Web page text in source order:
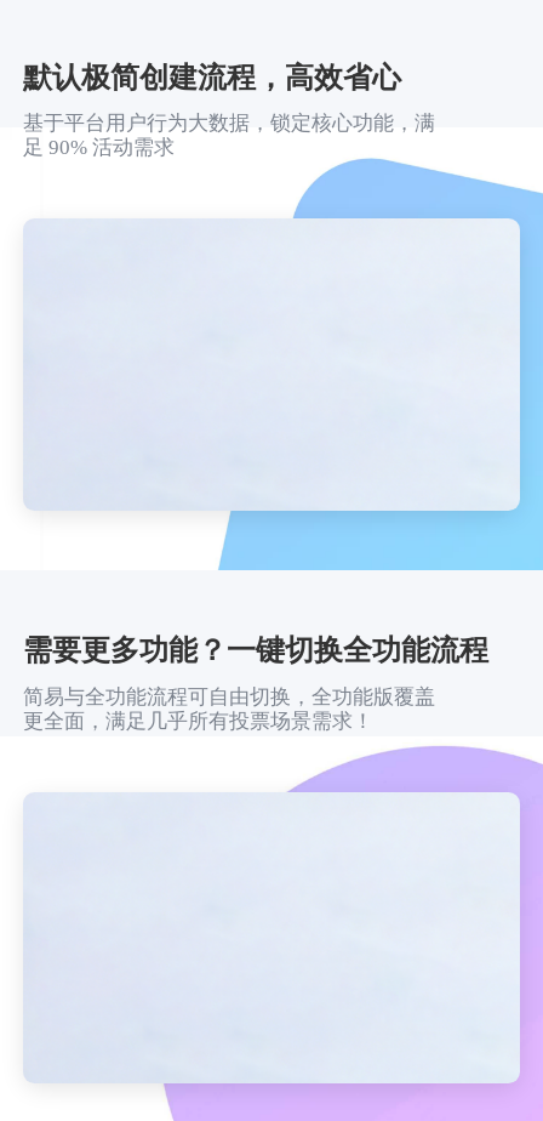
默认极简创建流程，高效省心
基于平台用户行为大数据，锁定核心功能，满
足 90% 活动需求
需要更多功能？一键切换全功能流程
简易与全功能流程可自由切换，全功能版覆盖
更全面，满足几乎所有投票场景需求！